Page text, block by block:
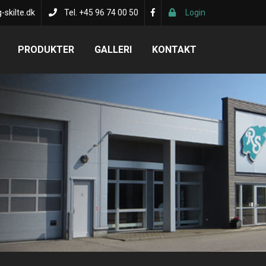
skilte.dk Tel. +45 96 74 00 50 Login
PRODUKTER GALLERI KONTAKT